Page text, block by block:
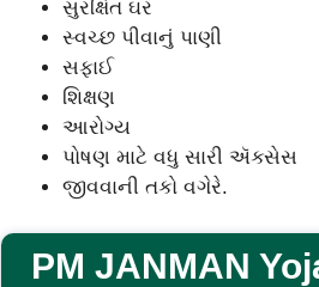
સુરક્ષિત ઘર
સ્વચ્છ પીવાનું પાણી
સફાઈ
શિક્ષણ
આરોગ્ય
પોષણ માટે વધુ સારી ઍક્સેસ
જીવવાની તકો વગેરે.
PM JANMAN